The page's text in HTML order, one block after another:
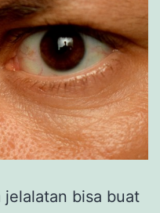
jelalatan bisa buat